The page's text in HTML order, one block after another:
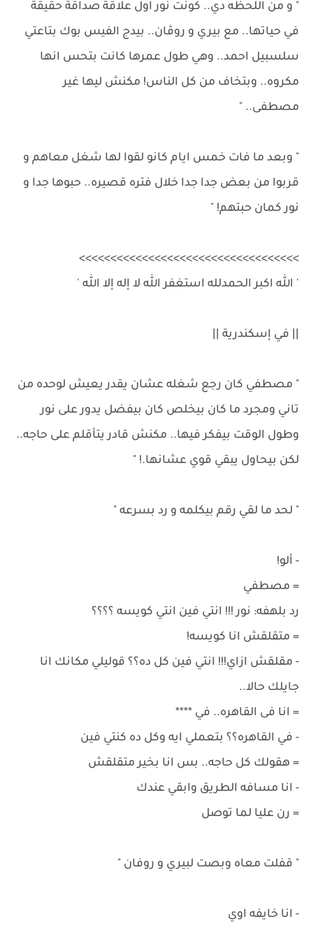
" و من اللحظه دي.. كونت نور اول علاقة صداقة حقيقة
في حياتها.. مع بيري و روڤان.. بيدج الفيس بوك بتاعتي
سلسبيل احمد.. وهي طول عمرها كانت بتحس انها
مكروه.. وبتخاف من كل الناس! مكنش ليها غير
مصطفى.. "
" وبعد ما فات خمس ايام كانو لقوا لها شغل معاهم و
قربوا من بعض جدا جدا خلال فتره قصيره.. حبوها جدا و
نور كمان حبتهم! "
>>>>>>>>>>>>>>>>>>>>>>>>>>>>>>>>>>>
' الله اكبر الحمدلله استغفر الله لا إله إلا الله '
|| في إسكندرية ||
" مصطفي كان رجع شغله عشان يقدر يعيش لوحده من
تاني ومجرد ما كان بيخلص كان بيفضل يدور على نور
وطول الوقت بيفكر فيها.. مكنش قادر يتأقلم على حاجه..
لكن بيحاول يبقي قوي عشانها.! "
" لحد ما لقي رقم بيكلمه و رد بسرعه "
- ألو!
= مصطفي
رد بلهفه: نور !!! انتي فين انتي كويسه ؟؟؟؟
= متقلقش انا كويسه!
- مقلقش ازاي!!! انتي فين كل ده؟؟ قوليلي مكانك انا
جايلك حالا..
= انا فى القاهره.. في ****
- في القاهره؟؟ بتعملي ايه وكل ده كنتي فين
= هقولك كل حاجه.. بس انا بخير متقلقش
- انا مسافه الطريق وابقي عندك
= رن عليا لما توصل
" قفلت معاه وبصت لبيري و روفان "
- انا خايفه اوي